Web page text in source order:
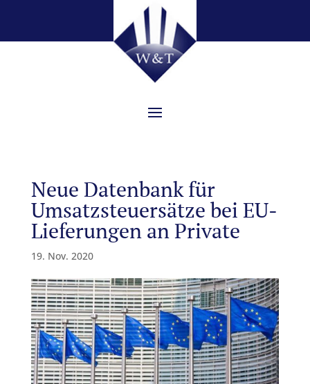
Neue Datenbank für
Umsatzsteuersätze bei EU-
Lieferungen an Private
19. Nov. 2020